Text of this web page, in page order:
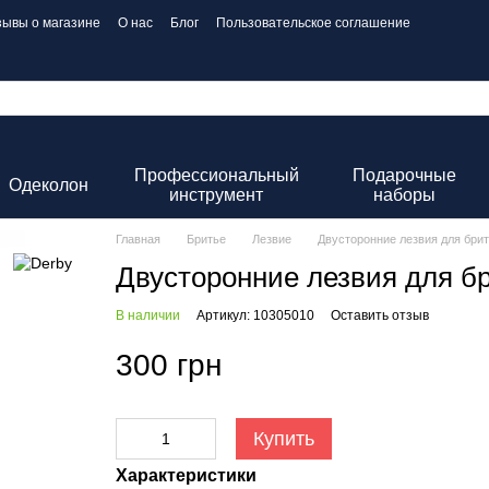
о магазине О нас Блог
Пользовательское соглашение
Одеколон
Профессиональный
инструмент
Подарочные
наборы
Главная Бритье Лезвие Двусторонние лезвия для
Двусторонние лезвия для
В наличии Артикул: 10305010 Оставить отзыв
300 грн
Купить
Характеристики